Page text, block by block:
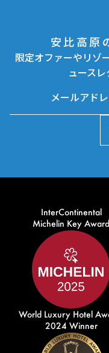
安比高原
限定オファーやリゾ
ュース
InterContinental
Michelin Key Award
World Luxury Hotel
2024 Winner